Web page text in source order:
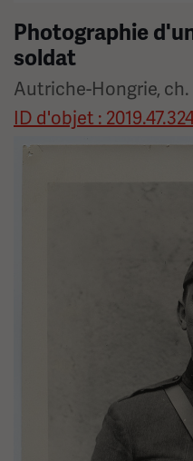
Photographie
soldat
Autriche-Hongrie, ch.
ID d'objet :
Image(s)